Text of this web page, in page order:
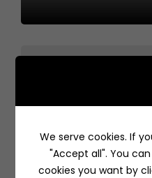
حي, 7732 3835, طريق الثمامة، الصحافة، الرياض 13315, Saudi
We serve cookies. If
"Accept all". You
cookies you want by